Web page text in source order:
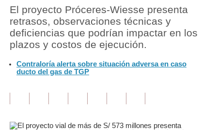
Política
Tu Dinero
Finanzas Personales
El proyecto Próceres-Wiesse presenta
retrasos, observaciones técnicas y
deficiencias que podrían impactar en los
plazos y costos de ejecución.
Contraloría alerta sobre situación adversa en caso
ducto del gas de TGP